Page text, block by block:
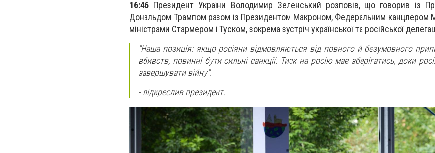
16:46 Президент України Володимир Зеленський розповів, що говорив із
Дональдом Трампом разом із Президентом Макроном, Федеральним канцлером
міністрами Стармером і Туском, зокрема зустріч української та російської
"Наша позиція: якщо росіяни відмовляються від повного й безумовного
вбивств, повинні бути сильні санкції. Тиск на росію має зберігатись, доки
завершувати війну",
- підкреслив президент.